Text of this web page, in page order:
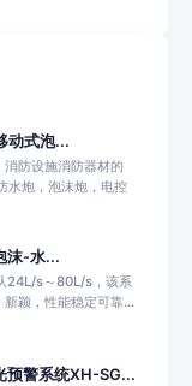
动式泡...
防设施消防器材的
水炮，泡沫炮，电控
沫-水...
24L/s～80L/s，该系
颖，性能稳定可靠...
预警系统XH-SG...